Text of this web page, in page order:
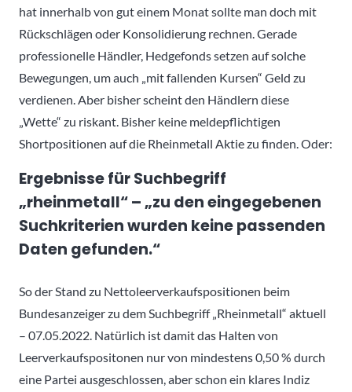
hat innerhalb von gut einem Monat sollte man doch mit
Rückschlägen oder Konsolidierung rechnen. Gerade
professionelle Händler, Hedgefonds setzen auf solche
Bewegungen, um auch „mit fallenden Kursen“ Geld zu
verdienen. Aber bisher scheint den Händlern diese
„Wette“ zu riskant. Bisher keine meldepflichtigen
Shortpositionen auf die Rheinmetall Aktie zu finden. Oder:
Ergebnisse für Suchbegriff
„rheinmetall“ – „zu den eingegebenen
Suchkriterien wurden keine passenden
Daten gefunden.“
So der Stand zu Nettoleerverkaufspositionen beim
Bundesanzeiger zu dem Suchbegriff „Rheinmetall“ aktuell
– 07.05.2022. Natürlich ist damit das Halten von
Leerverkaufspositonen nur von mindestens 0,50 % durch
eine Partei ausgeschlossen, aber schon ein klares Indiz